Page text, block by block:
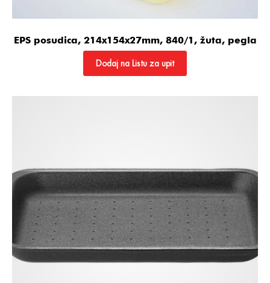
EPS posudica, 214x154x27mm, 840/1, žuta, pegla
Dodaj na Listu za upit